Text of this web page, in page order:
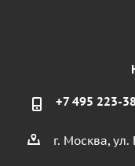
+7 495 223-
г. Москва,